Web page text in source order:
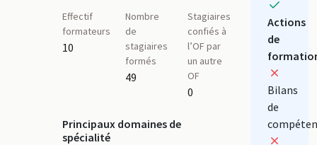
Effectif
formateurs
10
Nombre
de
stagiaires
formés
49
Stagiaires
confiés à
l’OF par
un autre
OF
0
Principaux domaines de
spécialité
Actions
de
Bilans
de